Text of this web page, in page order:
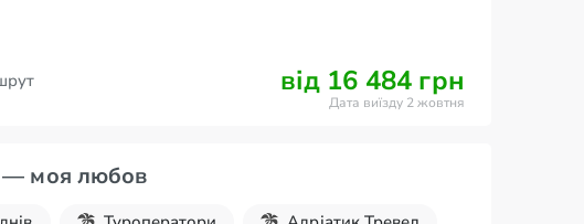
від 16 484 грн
Дата виїзду 2 жовтня
— моя любов